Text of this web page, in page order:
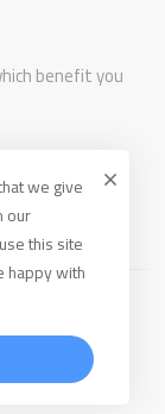
benefit you
we give
our
this site
happy with